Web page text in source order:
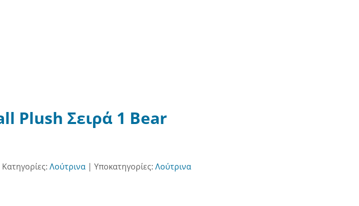
Plush Σειρά 1 Bear
Κατηγορίες: Λούτρινα | Υποκατηγορίες: Λούτρινα